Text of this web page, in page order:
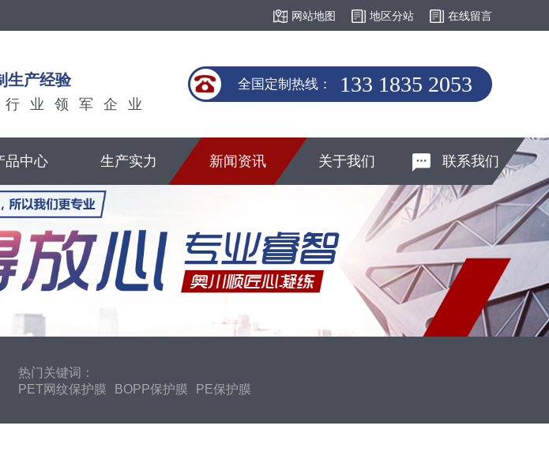
网站地图 地区分站 在线留言
生产经验
业领军企业
全国定制热线： 133 1835 2053
品中心 生产实力 新闻资讯 关于我们 联系我们
热门关键词：
PET网纹保护膜
BOPP保护膜 PE保护膜